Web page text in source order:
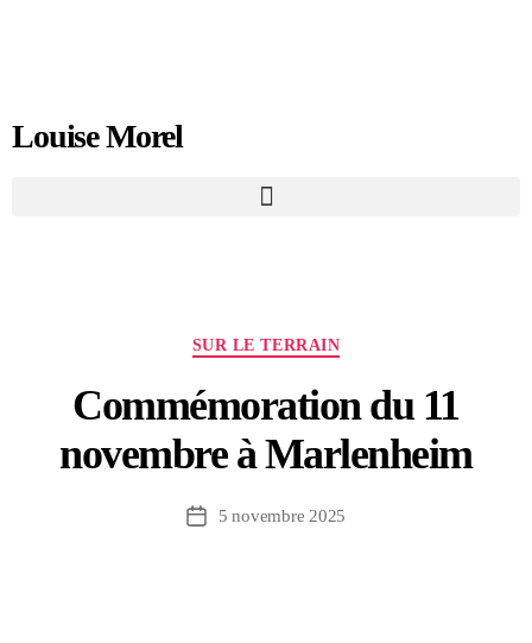
Louise Morel
SUR LE TERRAIN
Commémoration du 11
novembre à Marlenheim
5 novembre 2025